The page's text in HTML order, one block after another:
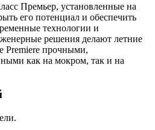
Премьер, установленные на
его потенциал и обеспечить
технологии и
решения делают летние
Premiere прочными,
как на мокром, так и на